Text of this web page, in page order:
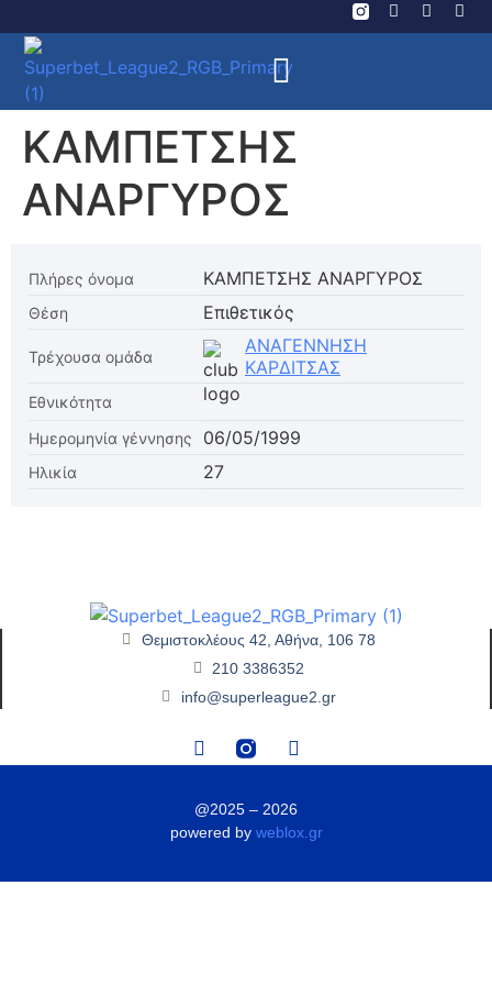
ΚΑΜΠΕΤΣΗΣ
ΑΝΑΡΓΥΡΟΣ
Πλήρες όνομα ΚΑΜΠΕΤΣΗΣ ΑΝΑΡΓΥΡΟΣ
Θέση Επιθετικός
Τρέχουσα ομάδα
ΑΝΑΓΕΝΝΗΣΗ
ΚΑΡΔΙΤΣΑΣ
Εθνικότητα
Ημερομηνία γέννησης
06/05/1999
Ηλικία 27
Θεμιστοκλέους 42, Αθήνα, 106 78
210 3386352
info@superleague2.gr
@2025 – 2026
powered by weblox.gr